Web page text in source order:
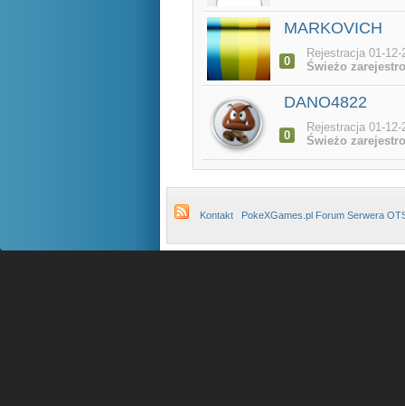
MARKOVICH
0
Rejestracja 01-
Świeżo
DANO4822
0
Rejestracja 01-
Świeżo
Kontakt PokeXGames.pl Forum Serwera